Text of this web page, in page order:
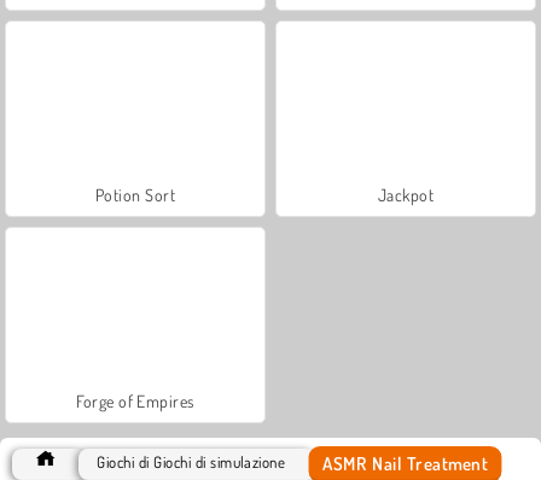
Potion Sort Jackpot
Forge of Empires
Giochi di Giochi di simulazione ASMR Nail Treatment